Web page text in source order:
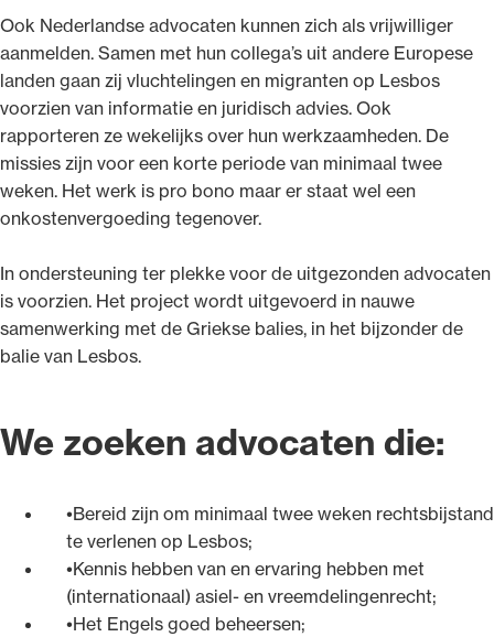
Ook Nederlandse advocaten kunnen zich als vrijwilliger
aanmelden. Samen met hun collega’s uit andere Europese
landen gaan zij vluchtelingen en migranten op Lesbos
voorzien van informatie en juridisch advies. Ook
rapporteren ze wekelijks over hun werkzaamheden. De
missies zijn voor een korte periode van minimaal twee
weken. Het werk is pro bono maar er staat wel een
onkostenvergoeding tegenover.
In ondersteuning ter plekke voor de uitgezonden advocaten
is voorzien. Het project wordt uitgevoerd in nauwe
samenwerking met de Griekse balies, in het bijzonder de
balie van Lesbos.
We zoeken advocaten die:
Bereid zijn om minimaal twee weken rechtsbijstand
te verlenen op Lesbos;
Kennis hebben van en ervaring hebben met
(internationaal) asiel- en vreemdelingenrecht;
Het Engels goed beheersen;
Ondersteuning voor advocaten bij hun
beroepsuitoefening: van de advocatenpas tot
het rechtsgebiedenregister en
geheimhoudernummers.